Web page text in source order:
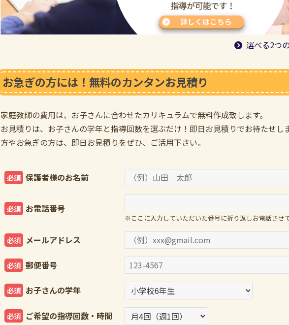
選べる2つ
お急ぎの方には！無料のカンタンお見積り
家庭教師の費用は、お子さんに合わせたカリキュラムで無料作成致します。
お見積りは、お子さんの学年と指導回数を選ぶだけ！即日お見積りでお待たせし
方やお急ぎの方は、即日お見積りをぜひ、ご活用下さい。
必須 保護者様のお名前
必須 お電話番号
※ここに入力していただいた番号に折り返しお電話させて
必須 メールアドレス
必須 郵便番号
必須 お子さんの学年
必須 ご希望の指導回数・時間